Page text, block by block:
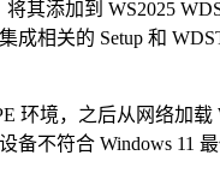
其添加到 WS2025
成相关的 Setup 和
，之后从网络加载
不符合 Windows 11 最